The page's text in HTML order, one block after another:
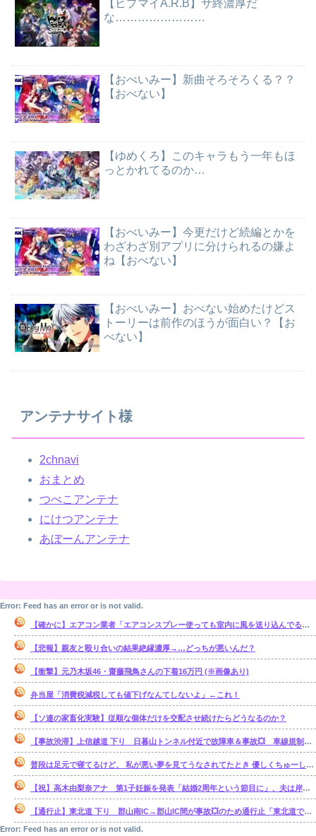
【ヒプマイA.R.B】サ終濃厚だ
な……………………
【おべいみー】新曲そろそろくる？？
【おべない】
【ゆめくろ】このキャラもう一年もほ
っとかれてるのか…
【おべいみー】今更だけど続編とかを
わざわざ別アプリに分けられるの嫌よ
ね【おべない】
【おべいみー】おべない始めたけどス
トーリーは前作のほうが面白い？【お
べない】
アンテナサイト様
2chnavi
おまとめ
つべこアンテナ
にけつアンテナ
あぼーんアンテナ
Error: Feed has an error or is not valid.
【確かに】エアコン業者「エアコンスプレー使っても室内に風を送り込んでるファンは汚いままですよ」
【悲報】親友と殴り合いの結果絶縁濃厚→…どっちが悪いんだ？
【衝撃】元乃木坂46・齋藤飛鳥さんの下着16万円 (※画像あり)
弁当屋「消費税減税しても値下げなんてしないよ」←これ！
【ソ連の家畜化実験】従順な個体だけを交配させ続けたらどうなるのか？
【事故渋滞】上信越道 下り 日暮山トンネル付近で故障車＆事故💥 車線規制 松井田妙義IC〜佐久平IC 渋滞距離 10.0km 通過時間 50 分
普段は足元で寝てるけど、 私が悪い夢を見てうなされてたとき 優しくちゅーして起こしてくれた。【再】
【祝】高木由梨奈アナ 第1子妊娠を発表「結婚2周年という節目に」、夫は岸田タツヤ
【通行止】東北道 下り 郡山南IC→郡山IC間が事故💥のため通行止「東北道で単独事故 3人がけが1人が心肺停止」
Error: Feed has an error or is not valid.